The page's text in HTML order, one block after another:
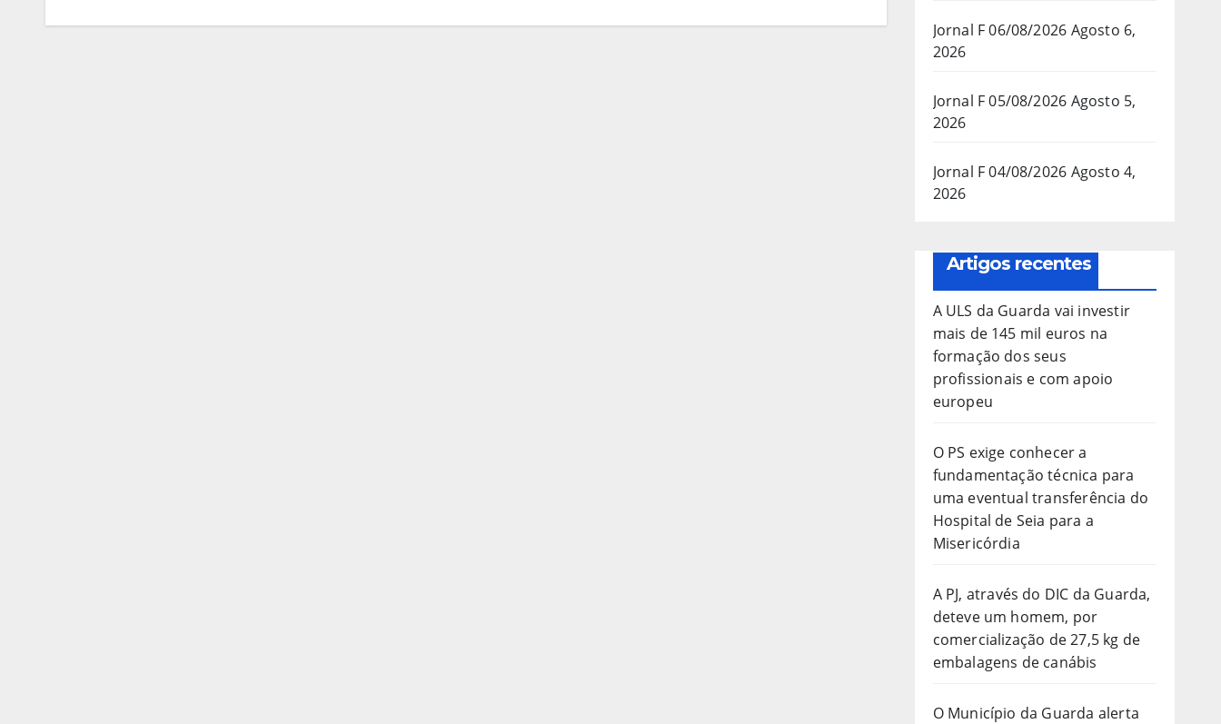
Jornal F 06/08/2026 Agosto 6,
2026
Jornal F 05/08/2026 Agosto 5,
2026
Jornal F 04/08/2026 Agosto 4,
2026
Artigos recentes
A ULS da Guarda vai investir
mais de 145 mil euros na
formação dos seus
profissionais e com apoio
europeu
O PS exige conhecer a
fundamentação técnica para
uma eventual transferência do
Hospital de Seia para a
Misericórdia
A PJ, através do DIC da Guarda,
deteve um homem, por
comercialização de 27,5 kg de
embalagens de canábis
O Município da Guarda alerta